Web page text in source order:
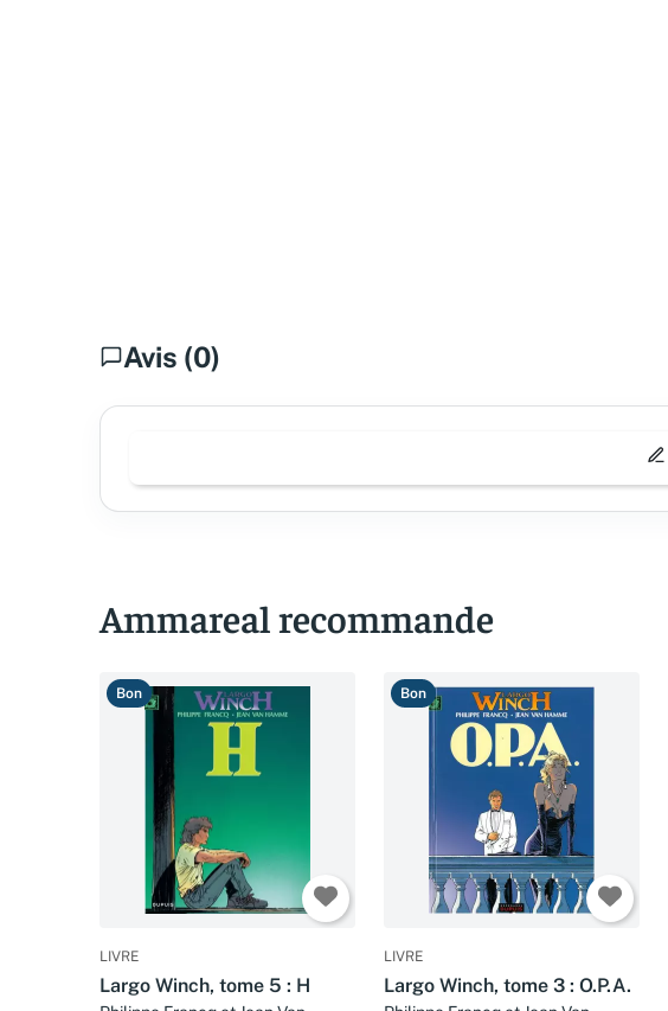
Avis (0)
Ammareal recommande
Bon
LIVRE
Largo Winch, tome 5 : H
Bon
LIVRE
Largo Winch, tome 3 : O.P.A.